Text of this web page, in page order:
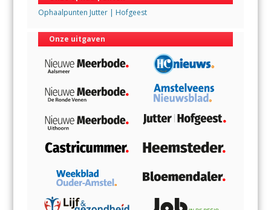
Ophaalpunten Jutter | Hofgeest
Onze uitgaven